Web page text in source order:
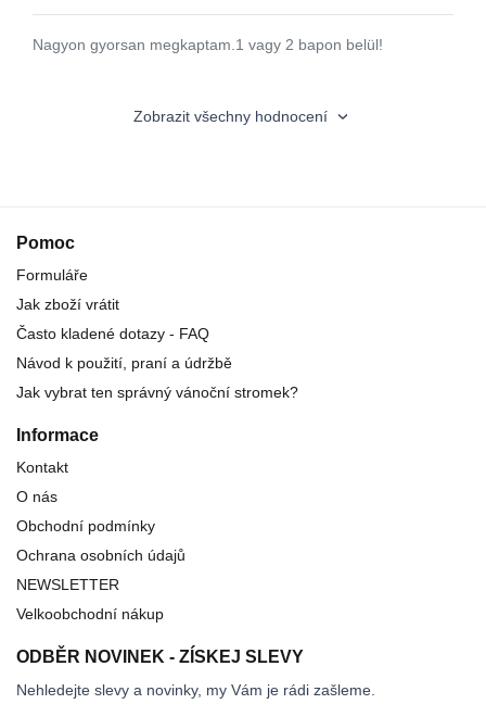
Nagyon gyorsan megkaptam.1 vagy 2 bapon belül!
Zobrazit všechny hodnocení
Pomoc
Formuláře
Jak zboží vrátit
Často kladené dotazy - FAQ
Návod k použití, praní a údržbě
Jak vybrat ten správný vánoční stromek?
Informace
Kontakt
O nás
Obchodní podmínky
Ochrana osobních údajů
NEWSLETTER
Velkoobchodní nákup
ODBĚR NOVINEK - ZÍSKEJ SLEVY
Nehledejte slevy a novinky, my Vám je rádi zašleme.